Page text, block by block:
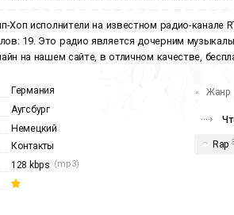
Хоп исполнители на известном радио-канале
19. Это радио является дочерним
на нашем сайте, в отличном качестве,
Германия
Аугсбург
Немецкий
Контакты
128 kbps (mp3)
Жанр
Rap